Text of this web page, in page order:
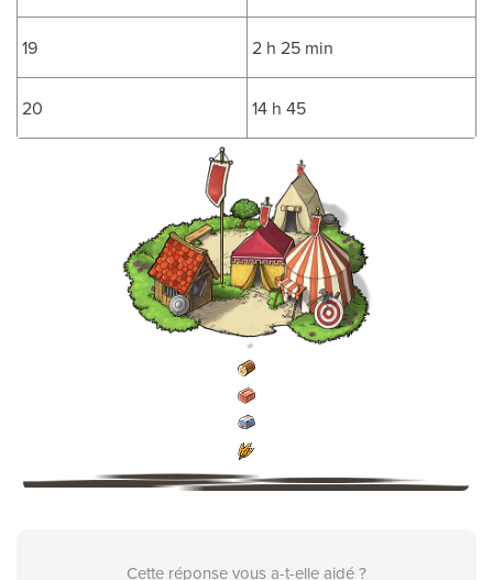
19 2 h 25 min
20 14 h 45
Cette réponse vous a-t-elle aidé ?